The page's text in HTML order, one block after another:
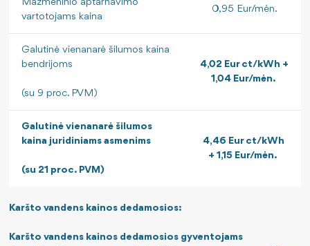
Mažmeninio aptarnavimo
vartotojams kaina
0,95 Eur/mėn.
Galutinė vienanarė šilumos kaina
bendrijoms
(su 9 proc. PVM)
4,02 Eur ct/kWh +
1,04 Eur/mėn.
Galutinė vienanarė šilumos
kaina juridiniams asmenims
(su 21 proc. PVM)
4,46 Eur ct/kWh
+ 1,15 Eur/mėn.
Karšto vandens kainos dedamosios:
Karšto vandens kainos dedamosios gyventojams